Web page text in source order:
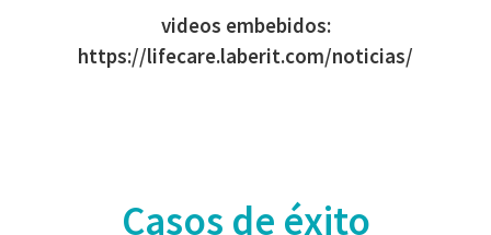
videos embebidos:
https://lifecare.laberit.com/noticias/
Casos de éxito